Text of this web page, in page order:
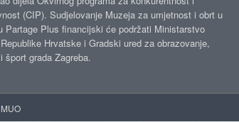
(CIP). Sudjelovanje Muzeja za umjetnost i obrt u
Partage Plus financijski će podržati Ministarstvo
Hrvatske i Gradski ured za obrazovanje,
šport grada Zagreba.